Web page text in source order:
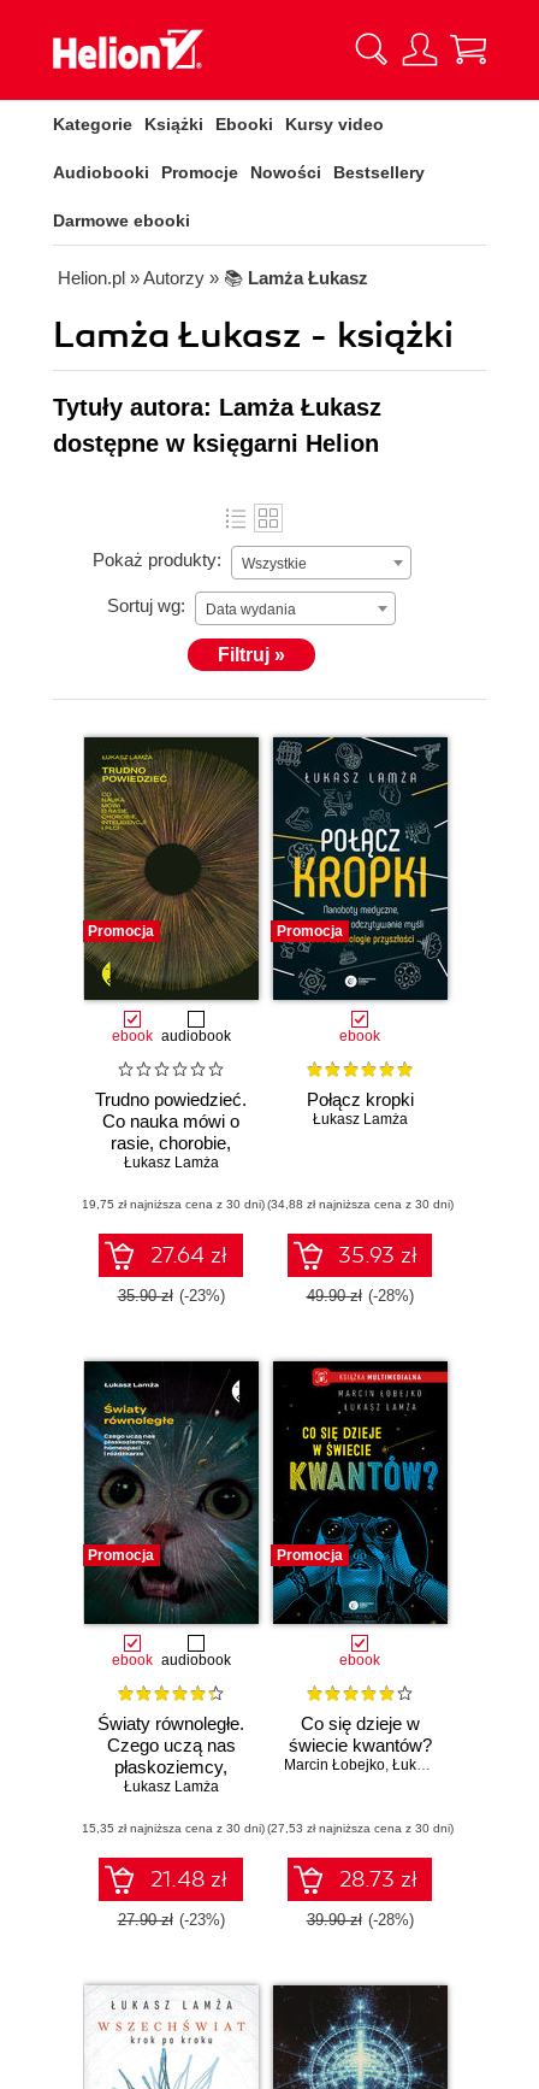
Kategorie Książki Ebooki Kursy video
Audiobooki Promocje Nowości Bestsellery
Darmowe ebooki
Helion.pl » Autorzy » 📚 Lamża Łukasz
Lamża Łukasz - książki
Tytuły autora: Lamża Łukasz
dostępne w księgarni Helion
Pokaż produkty: Wszystkie
Sortuj wg: Data wydania
Filtruj »
Promocja
ebook audiobook
Trudno powiedzieć.
Co nauka mówi o
rasie, chorobie,
inteligencji i płci
Łukasz Lamża
(19,75 zł najniższa cena z 30 dni)
27.64 zł
35.90 zł (-23%)
Promocja
ebook
Połącz kropki
Łukasz Lamża
(34,88 zł najniższa cena z 30 dni)
35.93 zł
49.90 zł (-28%)
Promocja
ebook audiobook
Światy równoległe.
Czego uczą nas
płaskoziemcy,
homeopaci i
Łukasz Lamża
(15,35 zł najniższa cena z 30 dni)
21.48 zł
27.90 zł (-23%)
Promocja
ebook
Co się dzieje w
świecie kwantów?
Marcin Łobejko, Łukasz Lamża
(27,53 zł najniższa cena z 30 dni)
28.73 zł
39.90 zł (-28%)